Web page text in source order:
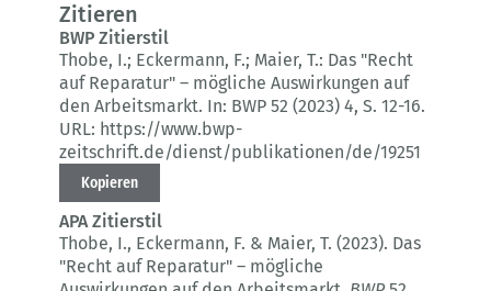
Zitieren
BWP Zitierstil
Thobe, I.; Eckermann, F.; Maier, T.: Das "Recht
auf Reparatur" – mögliche Auswirkungen auf
den Arbeitsmarkt. In: BWP 52 (2023) 4, S. 12-16.
URL: https://www.bwp-
zeitschrift.de/dienst/publikationen/de/19251
Kopieren
APA Zitierstil
Thobe, I., Eckermann, F. & Maier, T. (2023). Das
"Recht auf Reparatur" – mögliche